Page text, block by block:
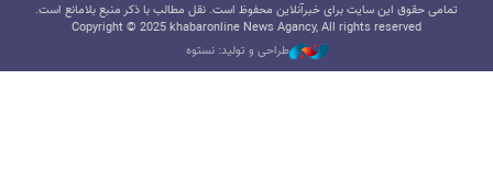
تمامی حقوق این سایت برای خبرآنلاین محفوظ است. نقل مطالب با ذکر منبع بلامانع است.
Copyright © 2025 khabaronline News Agancy, All rights reserved
طراحی و تولید: نستوه